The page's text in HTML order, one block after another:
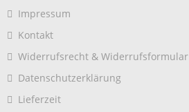
Impressum
Kontakt
Widerrufsrecht & Widerrufsformular
Datenschutzerklärung
Lieferzeit